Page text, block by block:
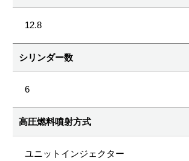
12.8
シリンダー数
6
高圧燃料噴射方式
ユニットインジェクター